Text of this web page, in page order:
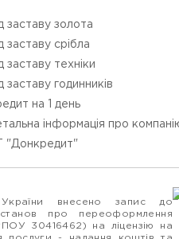
заставу золота
заставу срібла
заставу техніки
заставу годинників
на 1 день
інформація про
"Донкредит"
внесено запис до
про переоформлення
30416462) на ліцензію на